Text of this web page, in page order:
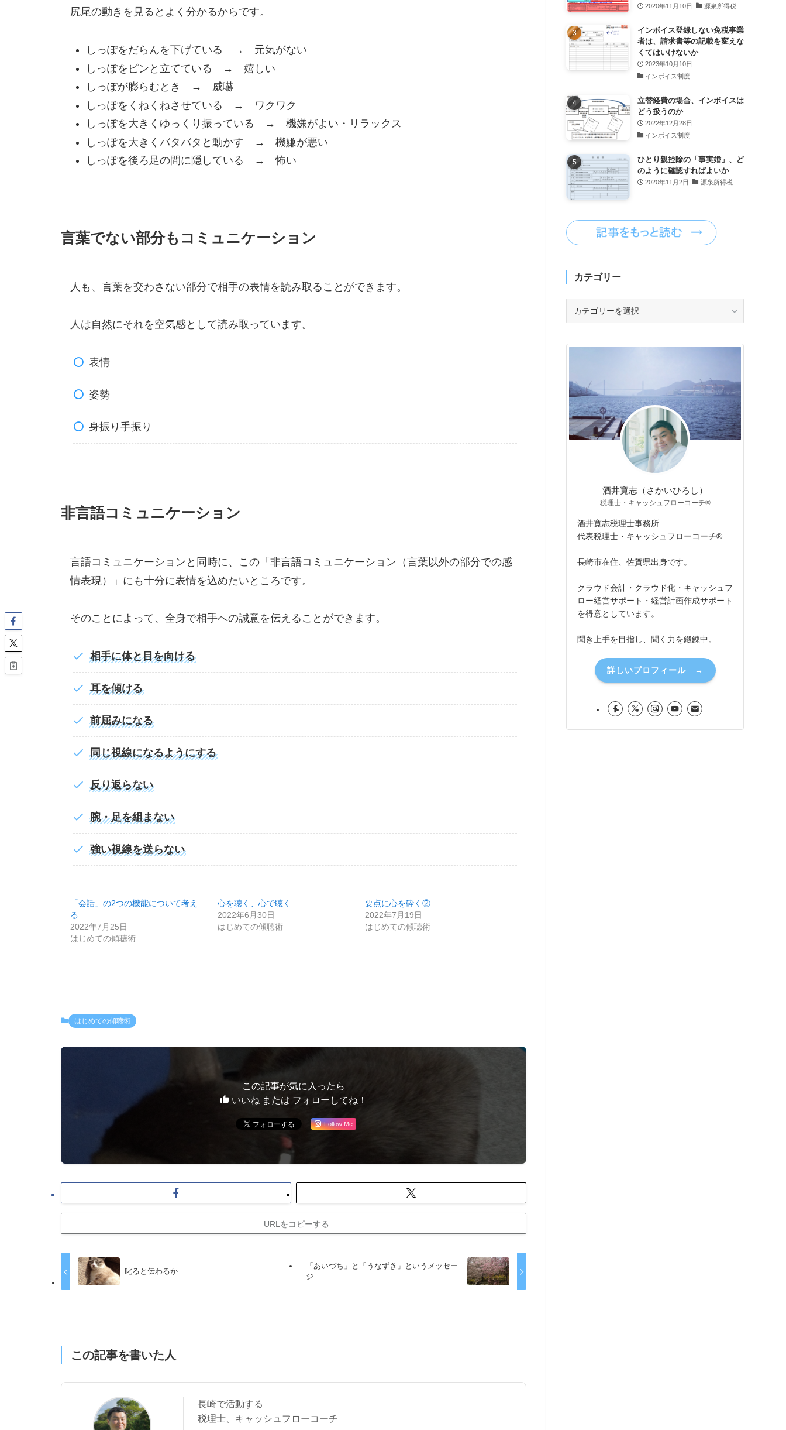
尻尾の動きを見るとよく分かるからです。
しっぽをだらんを下げている → 元気がない
しっぽをピンと立てている → 嬉しい
しっぽが膨らむとき → 威嚇
しっぽをくねくねさせている → ワクワク
しっぽを大きくゆっくり振っている → 機嫌がよい・リラックス
しっぽを大きくバタバタと動かす → 機嫌が悪い
しっぽを後ろ足の間に隠している → 怖い
言葉でない部分もコミュニケーション
人も、言葉を交わさない部分で相手の表情を読み取ることができます。
人は自然にそれを空気感として読み取っています。
表情
姿勢
身振り手振り
非言語コミュニケーション
言語コミュニケーションと同時に、この「非言語コミュニケーション（言葉以外の部分での感
情表現）」にも十分に表情を込めたいところです。
そのことによって、全身で相手への誠意を伝えることができます。
相手に体と目を向ける
耳を傾ける
前屈みになる
同じ視線になるようにする
反り返らない
腕・足を組まない
強い視線を送らない
「会話」の2つの機能について考え
る
2022年7月25日
はじめての傾聴術
心を聴く、心で聴く
2022年6月30日
はじめての傾聴術
要点に心を砕く②
2022年7月19日
はじめての傾聴術
はじめての傾聴術
この記事が気に入ったら
いいね または フォローしてね！
Follow Me
URLをコピーする
叱ると伝わるか
「あいづち」と「うなずき」というメッセー
ジ
この記事を書いた人
長崎で活動する
税理士、キャッシュフローコーチ
2020年11月10日 源泉所得税
インボイス登録しない免税事業
者は、請求書等の記載を変えな
くてはいけないか
2023年10月10日
インボイス制度
立替経費の場合、インボイスは
どう扱うのか
2022年12月28日
インボイス制度
ひとり親控除の「事実婚」、ど
のように確認すればよいか
2020年11月2日 源泉所得税
カテゴリー
リ
酒井寛志（さかいひろし）
税理士・キャッシュフローコーチ®
酒井寛志税理士事務所
代表税理士・キャッシュフローコーチ®
長崎市在住、佐賀県出身です。
クラウド会計・クラウド化・キャッシュフ
ロー経営サポート・経営計画作成サポート
を得意としています。
聞き上手を目指し、聞く力を鍛錬中。
詳しいプロフィール →